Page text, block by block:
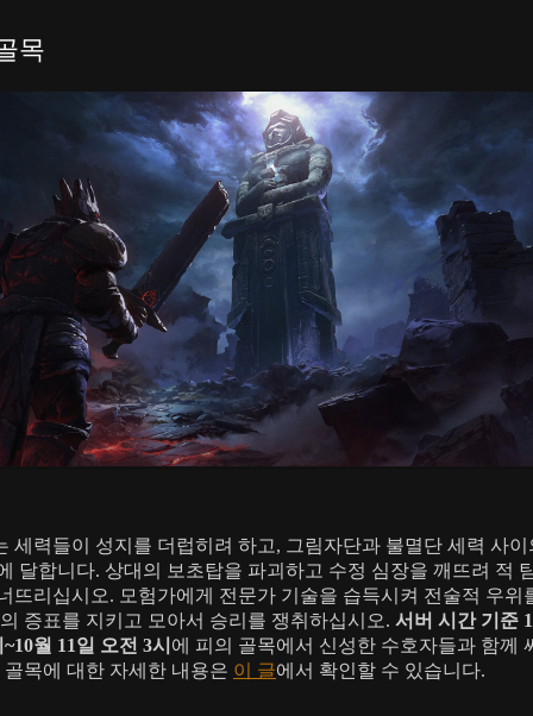
목
세력들이 성지를 더럽히려 하고, 그림자단과 불멸단 세력 사이
달합니다. 상대의 보초탑을 파괴하고 수정 심장을 깨뜨려 적
뜨리십시오. 모험가에게 전문가 기술을 습득시켜 전술적 우위
증표를 지키고 모아서 승리를 쟁취하십시오. 서버 시간 기준
월 11일 오전 3시 에 피의 골목에서 신성한 수호자들과 함께
골목에 대한 자세한 내용은 이 글에서 확인할 수 있습니다.